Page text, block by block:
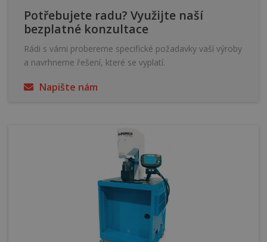
Potřebujete radu? Využijte naší
bezplatné konzultace
Rádi s vámi probereme specifické požadavky vaší výroby
a navrhneme řešení, které se vyplatí.
Napište nám